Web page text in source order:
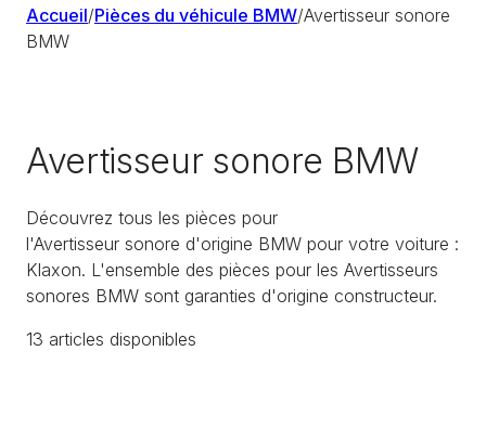
Accueil/Pièces du véhicule BMW/Avertisseur sonore
BMW
Avertisseur sonore BMW
Découvrez tous les pièces pour
l'Avertisseur sonore d'origine BMW pour votre voiture :
Klaxon. L'ensemble des pièces pour les Avertisseurs
sonores BMW sont garanties d'origine constructeur.
13 articles disponibles